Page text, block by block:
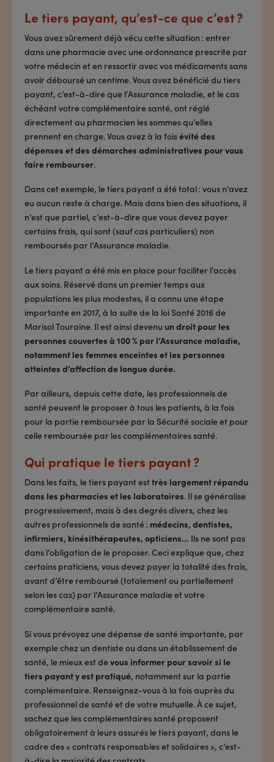
Le tiers payant, qu’est-ce que c’est ?
Vous avez sûrement déjà vécu cette situation : entrer
dans une pharmacie avec une ordonnance prescrite par
votre médecin et en ressortir avec vos médicaments sans
avoir déboursé un centime. Vous avez bénéficié du tiers
payant, c’est-à-dire que l’Assurance maladie, et le cas
échéant votre complémentaire santé, ont réglé
directement au pharmacien les sommes qu’elles
prennent en charge. Vous avez à la foisévité des
dépenses et des démarches administratives pour vous
faire rembourser.
Dans cet exemple, le tiers payant a été total : vous n’avez
eu aucun reste à charge. Mais dans bien des situations, il
n’est que partiel, c’est-à-dire que vous devez payer
certains frais, qui sont (sauf cas particuliers) non
remboursés par l’Assurance maladie.
Le tiers payant a été mis en place pour faciliter l’accès
aux soins. Réservé dans un premier temps aux
populations les plus modestes, il a connu une étape
importante en 2017, à la suite de la loi Santé 2016 de
Marisol Touraine. Il est ainsi devenu un droit pour les
personnes couvertes à 100 % par l’Assurance maladie,
notamment les femmes enceintes et les personnes
atteintes d’affection de longue durée.
Par ailleurs, depuis cette date, les professionnels de
santé peuvent le proposer à tous les patients, à la fois
pour la partie remboursée par la Sécurité sociale et pour
celle remboursée par les complémentaires santé.
Qui pratique le tiers payant ?
Dans les faits, le tiers payant esttrès largement répandu
dans les pharmacies et les laboratoires. Il se généralise
progressivement, mais à des degrés divers, chez les
autres professionnels de santé : médecins, dentistes,
infirmiers, kinésithérapeutes, opticiens… Ils ne sont pas
dans l’obligation de le proposer. Ceci explique que, chez
certains praticiens, vous devez payer la totalité des frais,
avant d’être remboursé (totalement ou partiellement
selon les cas) par l’Assurance maladie et votre
complémentaire santé.
Si vous prévoyez une dépense de santé importante, par
exemple chez un dentiste ou dans un établissement de
santé, le mieux est devous informer pour savoir si le
tiers payant y est pratiqué, notamment sur la partie
complémentaire. Renseignez-vous à la fois auprès du
professionnel de santé et de votre mutuelle. À ce sujet,
sachez que les complémentaires santé proposent
obligatoirement à leurs assurés le tiers payant, dans le
cadre des « contrats responsables et solidaires », c’est-